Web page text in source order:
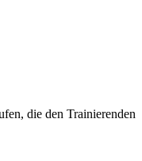
die den Trainierenden